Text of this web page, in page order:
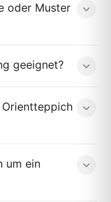
oder Muster
geeignet?
um ein